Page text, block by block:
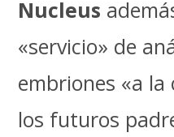
Nucleus
«servicio» de
embriones «a
los futuros